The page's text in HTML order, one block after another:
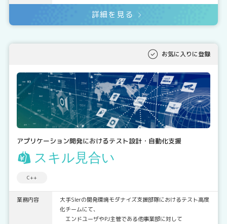
詳細を見る
お気に入りに登録
アプリケーション開発におけるテスト設計・自動化支援
スキル見合い
C++
業務内容
大手SIerの開発環境モダナイズ支援部隊におけるテスト高度
化チームにて、
エンドユーザやPJ主管である他事業部に対して